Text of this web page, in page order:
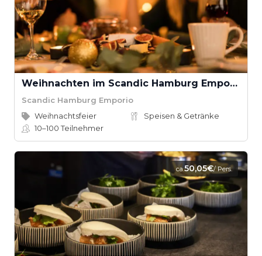
Weihnachten im Scandic Hamburg Emporio
Scandic Hamburg Emporio
Weihnachtsfeier
Speisen & Getränke
10–100Teilnehmer
ca.50,05€/ Pers.